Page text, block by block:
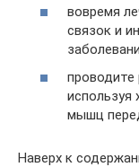
вовремя
связок и
проводите
используя
мышц
Наверх к